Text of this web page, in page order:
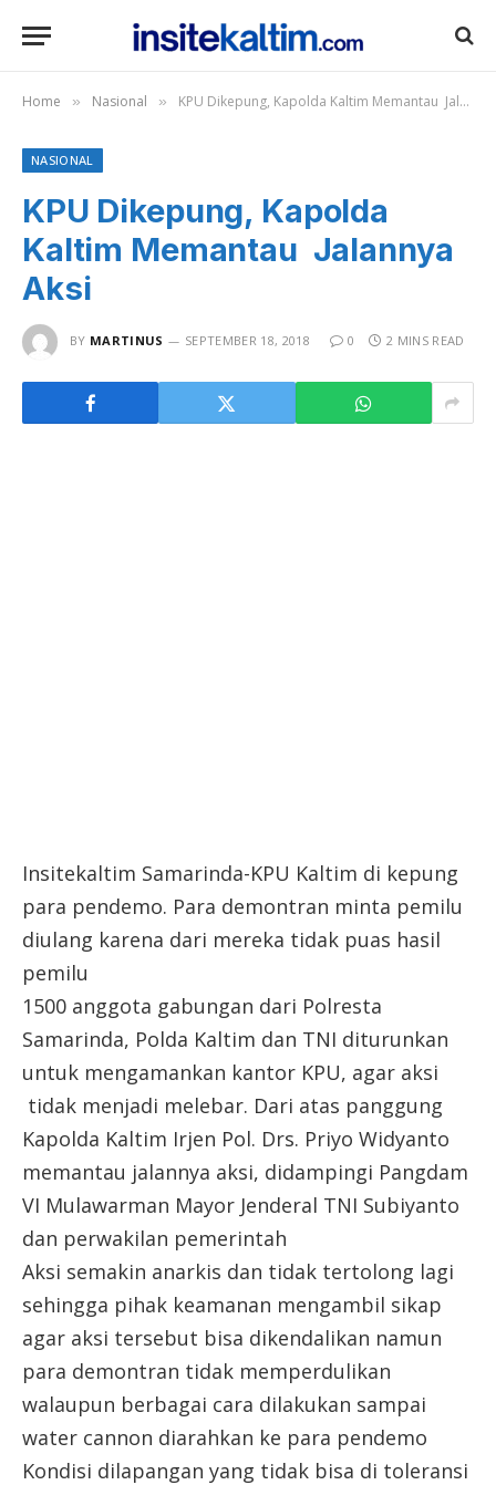
Home » Nasional » KPU Dikepung, Kapolda Kaltim Memantau Jalannya Aksi
NASIONAL
KPU Dikepung, Kapolda
Kaltim Memantau Jalannya
Aksi
BY MARTINUS SEPTEMBER 18, 2018 0 2 MINS READ
Insitekaltim Samarinda-KPU Kaltim di kepung
para pendemo. Para demontran minta pemilu
diulang karena dari mereka tidak puas hasil
pemilu
1500 anggota gabungan dari Polresta
Samarinda, Polda Kaltim dan TNI diturunkan
untuk mengamankan kantor KPU, agar aksi
tidak menjadi melebar. Dari atas panggung
Kapolda Kaltim Irjen Pol. Drs. Priyo Widyanto
memantau jalannya aksi, didampingi Pangdam
VI Mulawarman Mayor Jenderal TNI Subiyanto
dan perwakilan pemerintah
Aksi semakin anarkis dan tidak tertolong lagi
sehingga pihak keamanan mengambil sikap
agar aksi tersebut bisa dikendalikan namun
para demontran tidak memperdulikan
walaupun berbagai cara dilakukan sampai
water cannon diarahkan ke para pendemo
Kondisi dilapangan yang tidak bisa di toleransi